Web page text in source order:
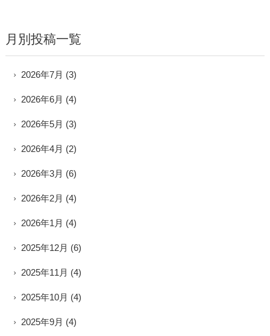
月別投稿一覧
2026年7月 (3)
2026年6月 (4)
2026年5月 (3)
2026年4月 (2)
2026年3月 (6)
2026年2月 (4)
2026年1月 (4)
2025年12月 (6)
2025年11月 (4)
2025年10月 (4)
2025年9月 (4)